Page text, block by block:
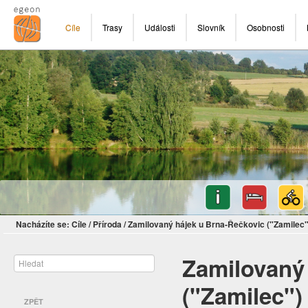
Cíle Trasy Události Slovník Osobnosti
Nacházíte se: Cíle/ Příroda/Zamilovaný hájek u Brna-Řečkovic
ZPĚT
("Zamilec")